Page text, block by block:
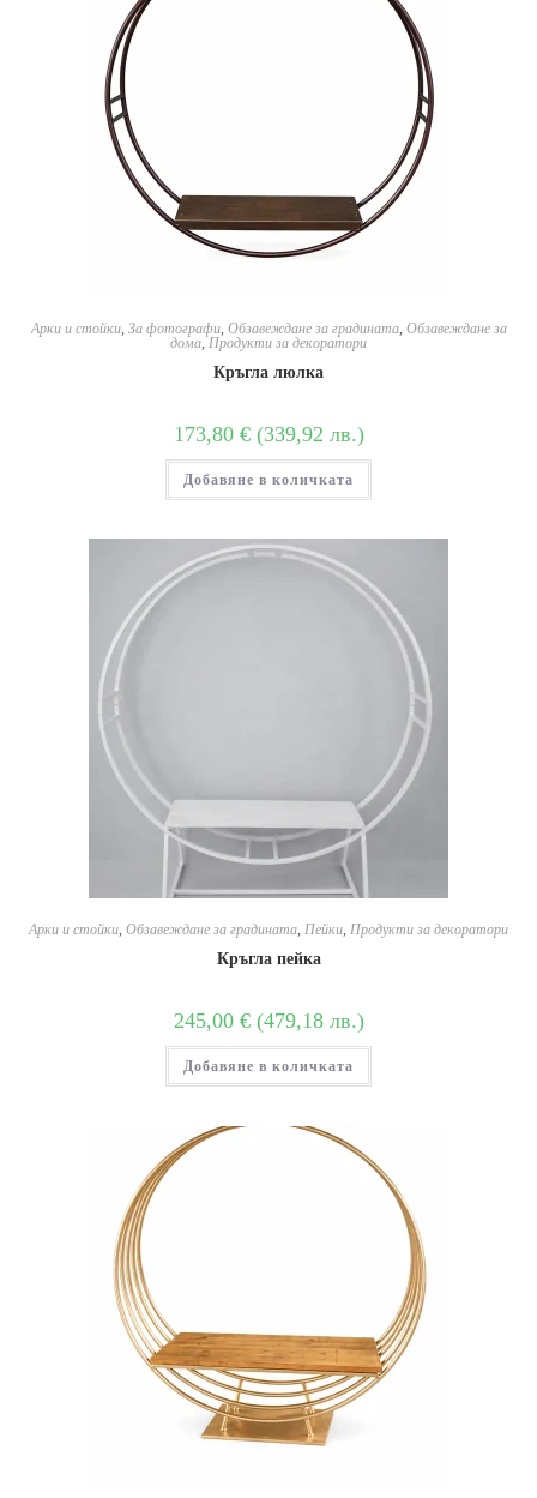
Арки и стойки, За фотографи, Обзавеждане за градината, Обзавеждане за
дома ,Продукти за декоратори
Кръгла люлка
173,80 € (339,92 лв.)
Добавяне в количката
Арки и стойки, Обзавеждане за градината, Пейки, Продукти за декоратори
Кръгла пейка
245,00 € (479,18 лв.)
Добавяне в количката